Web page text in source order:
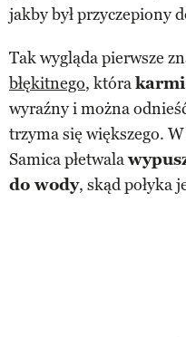
jakby był przyczepiony
Tak wygląda pierwsze
błękitnego, którakarmi
wyraźny i można
trzyma się większego.
Samica płetwala
do wody, skąd połyka